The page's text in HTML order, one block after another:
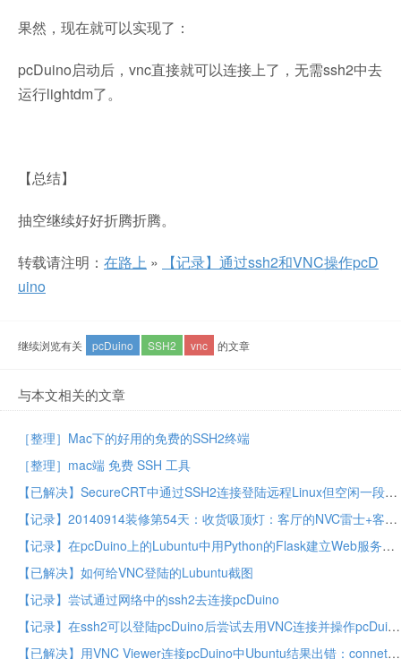
果然，现在就可以实现了：
pcDuino启动后，vnc直接就可以连接上了，无需ssh2中去
运行lightdm了。
【总结】
抽空继续好好折腾折腾。
转载请注明： 在路上 »
【记录】通过ssh2和VNC操作pcD
uino
继续浏览有关 pcDuino SSH2 vnc 的文章
与本文相关的文章
［整理］Mac下的好用的免费的SSH2终端
［整理］mac端 免费 SSH 工具
【已解决】SecureCRT中通过SSH2连接登陆远程Linux但空闲一段时间后就断掉了
【记录】20140914装修第54天：收货吸顶灯：客厅的NVC雷士+客厅南的VNC
【记录】在pcDuino上的Lubuntu中用Python的Flask建立Web服务器
【已解决】如何给VNC登陆的Lubuntu截图
【记录】尝试通过网络中的ssh2去连接pcDuino
【记录】在ssh2可以登陆pcDuino后尝试去用VNC连接并操作pcDuino
【已解决】用VNC Viewer连接pcDuino中Ubuntu结果出错：connet: Connection refused (10061)